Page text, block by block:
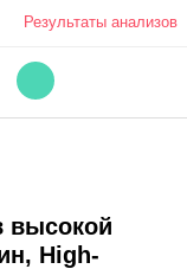
Результаты анализов
высокой
High-